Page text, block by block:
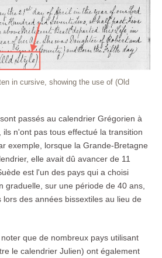
in cursive, showing the use of (Old
passés au calendrier Grégorien à
n'ont pas tous effectué la transition
exemple, lorsque la Grande-Bretagne
elle avait dû avancer de 11
est l'un des pays qui a choisi
graduelle, sur une période de 40 ans,
des années bissextiles au lieu de
que de nombreux pays utilisant
le calendrier Julien) ont également